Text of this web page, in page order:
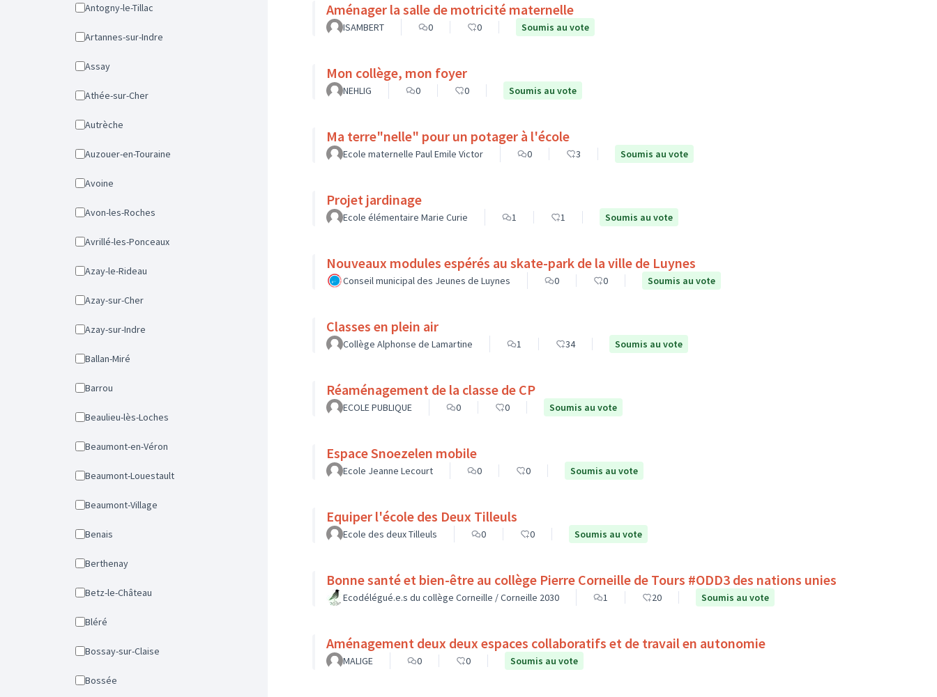
Antogny-le-Tillac
Artannes-sur-Indre
Assay
Athée-sur-Cher
Autrèche
Auzouer-en-Touraine
Avoine
Avon-les-Roches
Avrillé-les-Ponceaux
Azay-le-Rideau
Azay-sur-Cher
Azay-sur-Indre
Ballan-Miré
Barrou
Beaulieu-lès-Loches
Beaumont-en-Véron
Beaumont-Louestault
Beaumont-Village
Benais
Berthenay
Betz-le-Château
Bléré
Bossay-sur-Claise
Bossée
Aménager la salle de motricité maternelle
ISAMBERT 0 0 Soumis au vote
Mon collège, mon foyer
NEHLIG 0 0 Soumis au vote
Ma terre"nelle" pour un potager à l'école
Ecole maternelle Paul Emile Victor 0 3 Soumis au vote
Projet jardinage
Ecole élémentaire Marie Curie 1 1 Soumis au vote
Nouveaux modules espérés au skate-park de la ville de Luynes
Conseil municipal des Jeunes de Luynes 0 0 Soumis au vote
Classes en plein air
Collège Alphonse de Lamartine 1 34 Soumis au vote
Réaménagement de la classe de CP
ECOLE PUBLIQUE 0 0 Soumis au vote
Espace Snoezelen mobile
Ecole Jeanne Lecourt 0 0 Soumis au vote
Equiper l'école des Deux Tilleuls
Ecole des deux Tilleuls 0 0 Soumis au vote
Bonne santé et bien-être au collège Pierre Corneille de Tours #ODD3 des nations unies
Ecodélégué.e.s du collège Corneille / Corneille 2030 1 20 Soumis au vote
Aménagement deux deux espaces collaboratifs et de travail en autonomie
MALIGE 0 0 Soumis au vote